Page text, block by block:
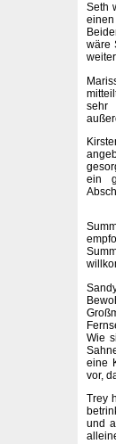
Seth
einen
wäre
sehr
ein
Wie
eine
vor,
Trey
und